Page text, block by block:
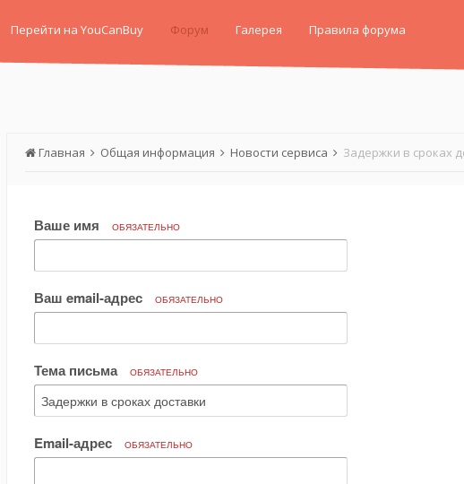
Перейти на YouCanBuy Форум Галерея Правила форума
Главная Общая информация Новости сервиса Задержки в сроках
Ваше имя ОБЯЗАТЕЛЬНО
Ваш email-адрес ОБЯЗАТЕЛЬНО
Тема письма ОБЯЗАТЕЛЬНО
Email-адрес ОБЯЗАТЕЛЬНО